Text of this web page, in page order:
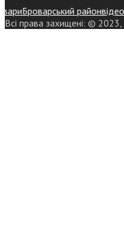
Броварський районвідео
Всі права захищені: © 2023,